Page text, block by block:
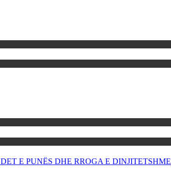
E PUNËS DHE RROGA E DINJITETSHME